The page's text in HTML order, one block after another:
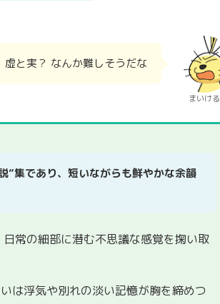
虚と実？ なんか難しそうだな
まいける
”集であり、短いながらも鮮やかな余韻
常の細部に潜む不思議な感覚を掬い取
は浮気や別れの淡い記憶が胸を締めつ